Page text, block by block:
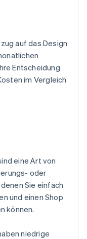
auf das Design
Entscheidung
im Vergleich
eine Art von
oder
Sie einfach
und einen Shop
können.
niedrige